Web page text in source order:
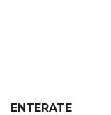
ENTERATE